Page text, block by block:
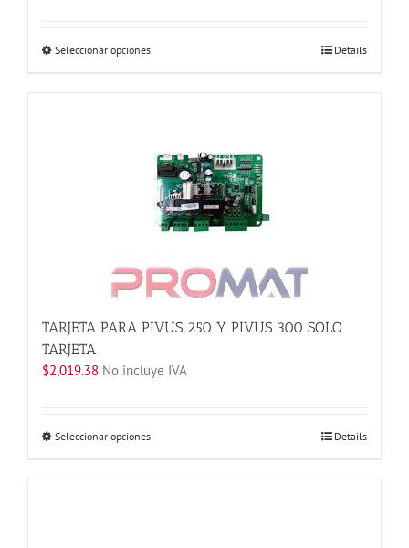
Seleccionar opcionesEste
Las
opciones
se
pueden
elegir
la
página
producto
Details
TARJETA PARA PIVUS 250 Y PIVUS 300 SOLO
TARJETA
$2,019.38 No incluye IVA
Seleccionar opcionesEste
Details